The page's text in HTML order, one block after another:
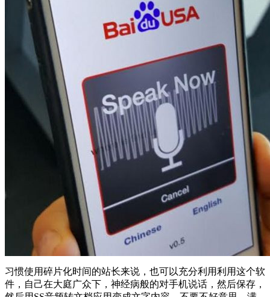
习惯使用碎片化时间的站长来说，也可以充分利用利用这个软
件，自己在大庭广众下，神经病般的对手机说话，然后保存，